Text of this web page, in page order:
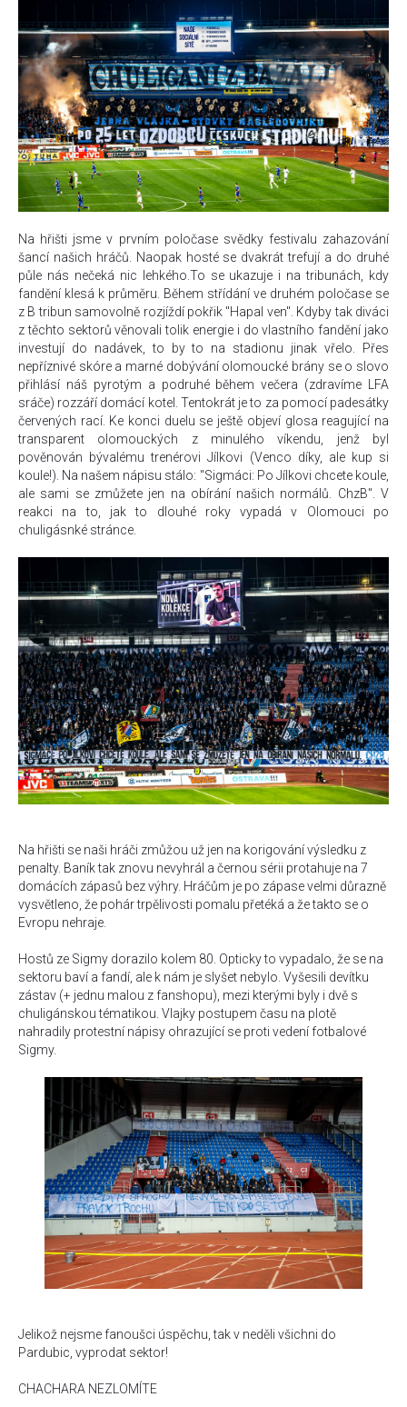
Na hřišti jsme v prvním poločase svědky festivalu zahazování
šancí našich hráčů. Naopak hosté se dvakrát trefují a do druhé
půle nás nečeká nic lehkého.To se ukazuje i na tribunách, kdy
fandění klesá k průměru. Během střídání ve druhém poločase se
z B tribun samovolně rozjíždí pokřik "Hapal ven". Kdyby tak diváci
z těchto sektorů věnovali tolik energie i do vlastního fandění jako
investují do nadávek, to by to na stadionu jinak vřelo. Přes
nepříznivé skóre a marné dobývání olomoucké brány se o slovo
přihlásí náš pyrotým a podruhé během večera (zdravíme LFA
sráče) rozzáří domácí kotel. Tentokrát je to za pomocí padesátky
červených rací. Ke konci duelu se ještě objeví glosa reagující na
transparent olomouckých z minulého víkendu, jenž byl
pověnován bývalému trenérovi Jílkovi (Venco díky, ale kup si
koule!). Na našem nápisu stálo: "Sigmáci: Po Jílkovi chcete koule,
ale sami se zmůžete jen na obírání našich normálů. ChzB". V
reakci na to, jak to dlouhé roky vypadá v Olomouci po
chuligásnké stránce.
Na hřišti se naši hráči zmůžou už jen na korigování výsledku z
penalty. Baník tak znovu nevyhrál a černou sérii protahuje na 7
domácích zápasů bez výhry. Hráčům je po zápase velmi důrazně
vysvětleno, že pohár trpělivosti pomalu přetéká a že takto se o
Evropu nehraje.
Hostů ze Sigmy dorazilo kolem 80. Opticky to vypadalo, že se na
sektoru baví a fandí, ale k nám je slyšet nebylo. Vyšesili devítku
zástav (+ jednu malou z fanshopu), mezi kterými byly i dvě s
chuligánskou tématikou. Vlajky postupem času na plotě
nahradily protestní nápisy ohrazující se proti vedení fotbalové
Sigmy.
Jelikož nejsme fanoušci úspěchu, tak v neděli všichni do
Pardubic, vyprodat sektor!
CHACHARA NEZLOMÍTE